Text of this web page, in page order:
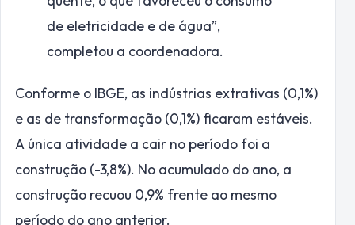
de eletricidade e de água”,
completou a coordenadora.
Conforme o IBGE, as indústrias extrativas (0,1%)
e as de transformação (0,1%) ficaram estáveis.
A única atividade a cair no período foi a
construção (-3,8%). No acumulado do ano, a
construção recuou 0,9% frente ao mesmo
período do ano anterior.